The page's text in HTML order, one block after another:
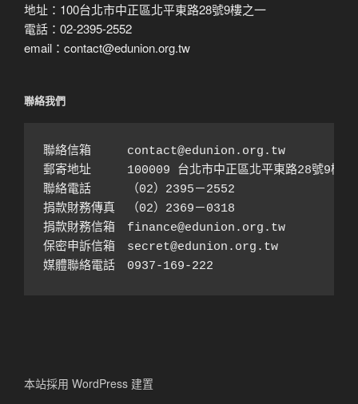
地址：100台北市中正區北平東路28號9樓之一
電話：02-2395-2552
email：contact@edunion.org.tw
聯絡我們
聯絡信箱　　　contact@edunion.org.tw
郵寄地址　　　100009 台北市中正區北平東路28號9樓之
聯絡電話　　　（02）2395－2552
捐款財務傳真　（02）2369－0318
捐款財務信箱　finance@edunion.org.tw
保密申訴信箱　secret@edunion.org.tw
媒體聯絡電話　0937-169-222
本站採用 WordPress 建置